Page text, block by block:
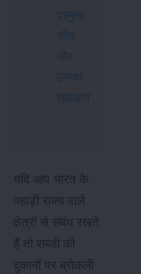
प्रमुख
कीट
और
उनका
समाधान
यदि आप भारत के
पहाड़ी राज्य वाले
क्षेत्रों से संबंध रखते
हैं तो सब्जी की
दुकानों पर ब्रोकली